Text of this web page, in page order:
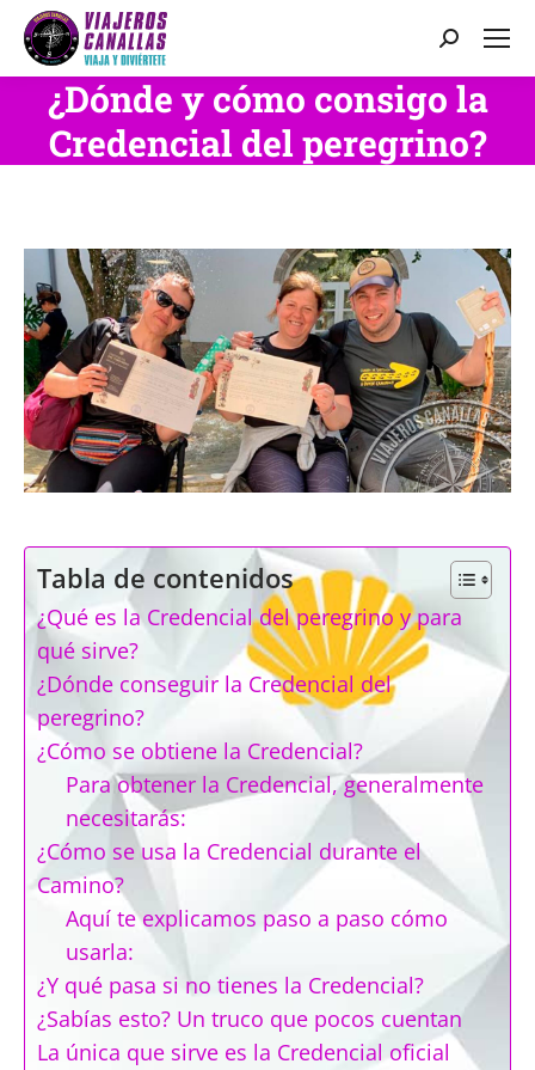
Buscar:
¿Dónde y cómo consigo la
Credencial del peregrino?
Tabla de contenidos
¿Qué es la Credencial del peregrino y para
qué sirve?
¿Dónde conseguir la Credencial del
peregrino?
¿Cómo se obtiene la Credencial?
Para obtener la Credencial, generalmente
necesitarás:
¿Cómo se usa la Credencial durante el
Camino?
Aquí te explicamos paso a paso cómo
usarla:
¿Y qué pasa si no tienes la Credencial?
¿Sabías esto? Un truco que pocos cuentan
La única que sirve es la Credencial oficial